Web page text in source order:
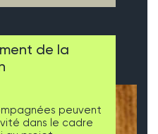
de la
peuvent
dans le cadre